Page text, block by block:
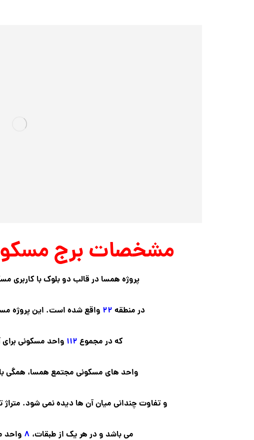
مشخصات برج
پروژه همسا در قالب دو بلوک با کاربری
در منطقه ۲۲ واقع شده است. این پروژه
که در مجموع ۱۱۲ واحد مسکونی برای
واحد های مسکونی مجتمع همسا، همگی
و تفاوت چندانی میان آن ها دیده نمی شود.
می باشد و در هر یک از طبقات، ۸ واحد